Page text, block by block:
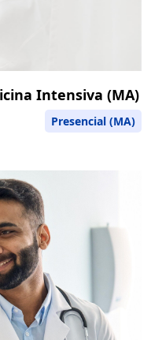
Intensiva (MA)
Presencial (MA)